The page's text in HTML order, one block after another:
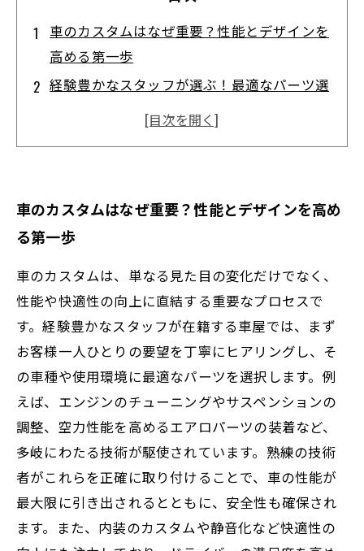
車のカスタムはなぜ重要？性能とデザインを
高める第一歩
経験豊かなスタッフが選ぶ！最適なパーツ選
足度
信頼できる車屋だから叶う！あなただけのオ
リジナルカー完成までの道のり
最新技術対応も万全！車屋スタッフの成長と
進化の軌跡
カスタム車で変わるカーライフ―経験豊かな
スタッフの支えが生む安心感
車のカスタムはなぜ重要？性能とデザインを高め
る第一歩
車のカスタムは、単なる見た目の変化だけでなく、
性能や快適性の向上に直結する重要なプロセスで
す。経験豊かなスタッフが在籍する車屋では、まず
お客様一人ひとりの要望を丁寧にヒアリングし、そ
の車種や使用環境に最適なパーツを選択します。例
えば、エンジンのチューニングやサスペンションの
調整、空力性能を高めるエアロパーツの装着など、
多岐にわたる技術が駆使されています。熟練の技術
者がこれらを正確に取り付けることで、車の性能が
最大限に引き出されるとともに、安全性も確保され
ます。また、内装のカスタムや静音化など快適性の